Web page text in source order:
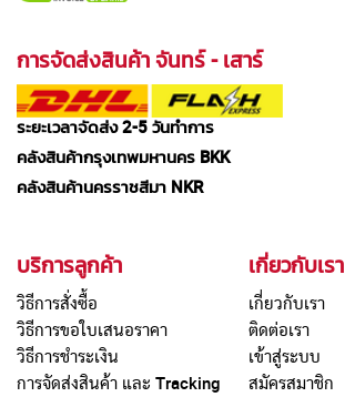
การจัดส่งสินค้า จันทร์ - เสาร์
ระยะเวลาจัดส่ง 2-5 วันทำการ
คลังสินค้ากรุงเทพมหานคร BKK
คลังสินค้านครราชสีมา NKR
บริการลูกค้า
วิธีการสั่งซื้อ
วิธีการขอใบเสนอราคา
วิธีการชำระเงิน
การจัดส่งสินค้า และ Tracking
เกี่ยวกับเรา
เกี่ยวกับเรา
ติดต่อเรา
เข้าสู่ระบบ
สมัครสมาชิก